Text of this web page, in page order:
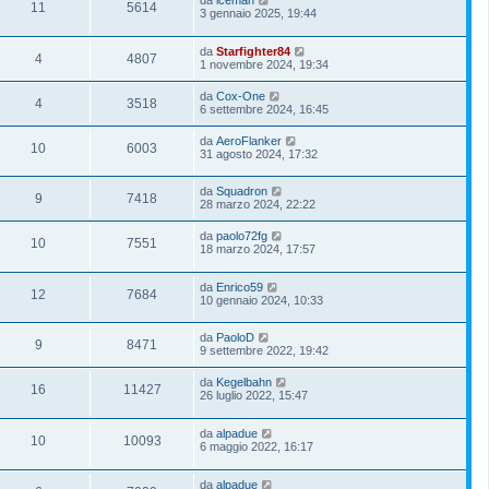
11 5614
3 gennaio 2025, 19:44
4 4807 da Starfighter84
1 novembre 2024, 19:34
4 3518 da Cox-One
6 settembre 2024, 16:45
10 6003 da AeroFlanker
31 agosto 2024, 17:32
9 7418 da Squadron
28 marzo 2024, 22:22
10 7551 da paolo72fg
18 marzo 2024, 17:57
12 7684 da Enrico59
10 gennaio 2024, 10:33
9 8471 da PaoloD
9 settembre 2022, 19:42
16 11427 da Kegelbahn
26 luglio 2022, 15:47
10 10093 da alpadue
6 maggio 2022, 16:17
da alpadue